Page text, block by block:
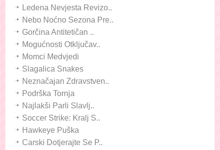
Ledena Nevjesta Revizo..
Nebo Noćno Sezona Pre..
Gorčina Antitetičan ..
Mogućnosti Otključav..
Momci Medvjedi
Slagalica Snakes
Neznačajan Zdravstven..
Podrška Tornja
Najlakši Parli Slavlj..
Soccer Strike: Kralj S..
Hawkeye Puška
Carski Dotjerajte Se P..